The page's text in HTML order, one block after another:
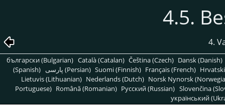
4.5.
4.
български (Bulgarian) Català (Catalan) Čeština (Czech) Dansk (Danish)
(Spanish)
پارسی (Persian) Suomi (Finnish) Français (French)
Lietuvis (Lithuanian) Nederlands (Dutch) Norsk Nynorsk
Portuguese) Română (Romanian) Pусский (Russian) Slovenčina
український